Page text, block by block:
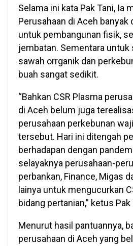
Selama ini kata Pak Tani, Ia
Perusahaan di Aceh banyak
untuk pembangunan fisik,
jembatan. Sementara untuk
sawah orrganik dan
buah sangat sedikit.
“Bahkan CSR Plasma
di Aceh belum juga
perusahaan perkebunan
tersebut. Hari ini ditengah
berhadapan dengan
selayaknya perusahaan-
perbankan, Finance, Migas
lainya untuk mengucurkan
bidang pertanian,” ketus Pak
Menurut hasil pantuannya,
perusahaan di Aceh yang